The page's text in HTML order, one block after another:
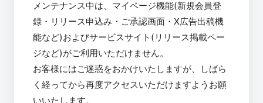
メンテナンス中は、マイページ機能(新規会員登
録・リリース申込み・ご承認画面・X広告出稿機
能など)およびサービスサイト(リリース掲載ペー
ジなど)がご利用いただけません。
お客様にはご迷惑をおかけいたしますが、しばら
く経ってから再度アクセスいただけますようお願
いいたします。